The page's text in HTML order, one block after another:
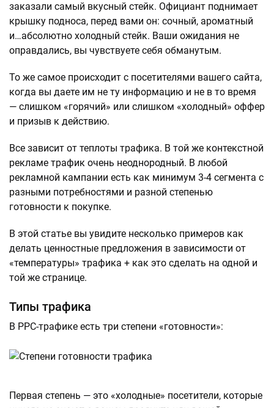
заказали самый вкусный стейк. Официант поднимает
крышку подноса, перед вами он: сочный, ароматный
и…абсолютно холодный стейк. Ваши ожидания не
оправдались, вы чувствуете себя обманутым.
То же самое происходит с посетителями вашего сайта,
когда вы даете им не ту информацию и не в то время
— слишком «горячий» или слишком «холодный» оффер
и призыв к действию.
Все зависит от теплоты трафика. В той же контекстной
рекламе трафик очень неоднородный. В любой
рекламной кампании есть как минимум 3-4 сегмента с
разными потребностями и разной степенью
готовности к покупке.
В этой статье вы увидите несколько примеров как
делать ценностные предложения в зависимости от
«температуры» трафика + как это сделать на одной и
той же странице.
Типы трафика
В PPC-трафике есть три степени «готовности»:
Первая степень — это «холодные» посетители, которые